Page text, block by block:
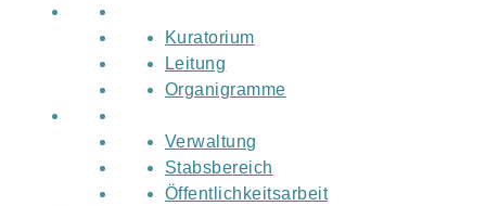
Kuratorium
Leitung
Organigramme
Verwaltung
Stabsbereich
Öffentlichkeitsarbeit